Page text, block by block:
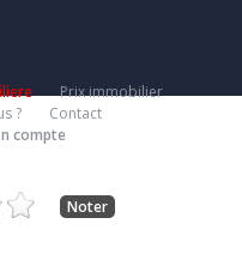
Prix immobilier
?
Contact
compte
Noter